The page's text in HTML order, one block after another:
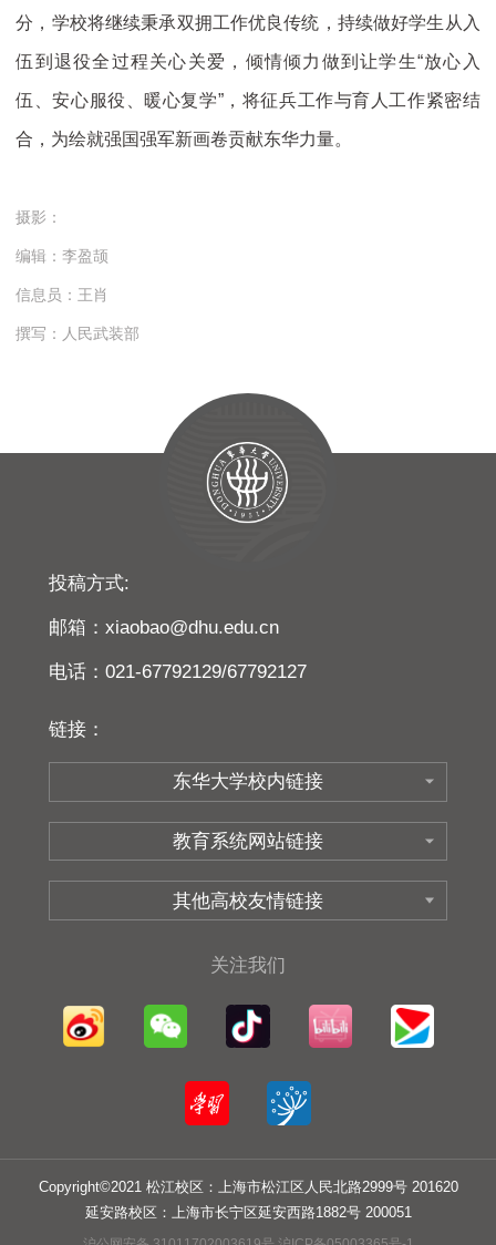
分，学校将继续秉承双拥工作优良传统，持续做好学生从入
伍到退役全过程关心关爱，倾情倾力做到让学生“放心入
伍、安心服役、暖心复学”，将征兵工作与育人工作紧密结
合，为绘就强国强军新画卷贡献东华力量。
摄影：
编辑：李盈颉
信息员：王肖
撰写：人民武装部
投稿方式:
邮箱：xiaobao@dhu.edu.cn
电话：021-67792129/67792127
链接：
关注我们
Copyright©2021 松江校区：上海市松江区人民北路2999号 201620
延安路校区：上海市长宁区延安西路1882号 200051